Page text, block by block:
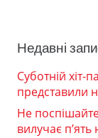
Недавні
Суботній хіт-
представили
Не
вилучає